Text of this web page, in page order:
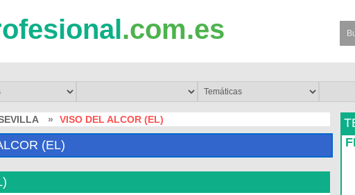
.com.es
» VISO DEL ALCOR (EL)
(EL)